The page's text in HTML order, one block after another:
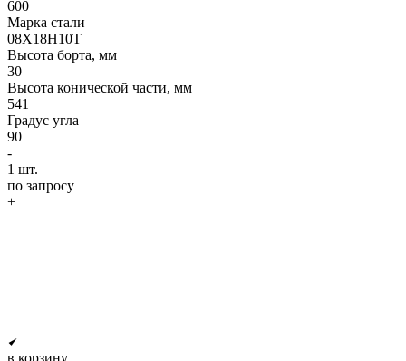
600
Марка стали
08Х18Н10Т
Высота борта, мм
30
Высота конической части, мм
541
Градус угла
90
-
1 шт.
по запросу
+
в корзину